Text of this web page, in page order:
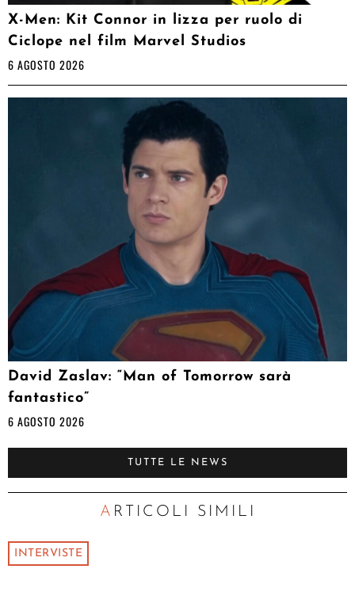
X-Men: Kit Connor in lizza per ruolo di
Ciclope nel film Marvel Studios
6 AGOSTO 2026
David Zaslav: “Man of Tomorrow sarà
fantastico”
6 AGOSTO 2026
TUTTE LE NEWS
ARTICOLI SIMILI
INTERVISTE